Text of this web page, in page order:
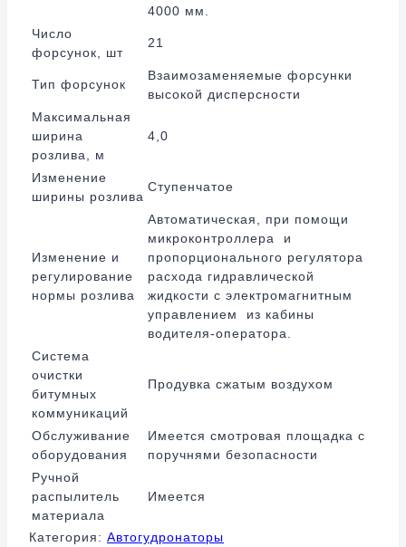
4000 мм.
Число
форсунок, шт
21
Тип форсунок
Взаимозаменяемые форсунки
высокой дисперсности
Максимальная
ширина
розлива, м
4,0
Изменение
ширины розлива
Ступенчатое
Изменение и
регулирование
нормы розлива
Автоматическая, при помощи
микроконтроллера и
пропорционального регулятора
расхода гидравлической
жидкости с электромагнитным
управлением из кабины
водителя-оператора.
Система
очистки
битумных
коммуникаций
Продувка сжатым воздухом
Обслуживание
оборудования
Имеется смотровая площадка с
поручнями безопасности
Ручной
распылитель
материала
Имеется
Категория: Автогудронаторы